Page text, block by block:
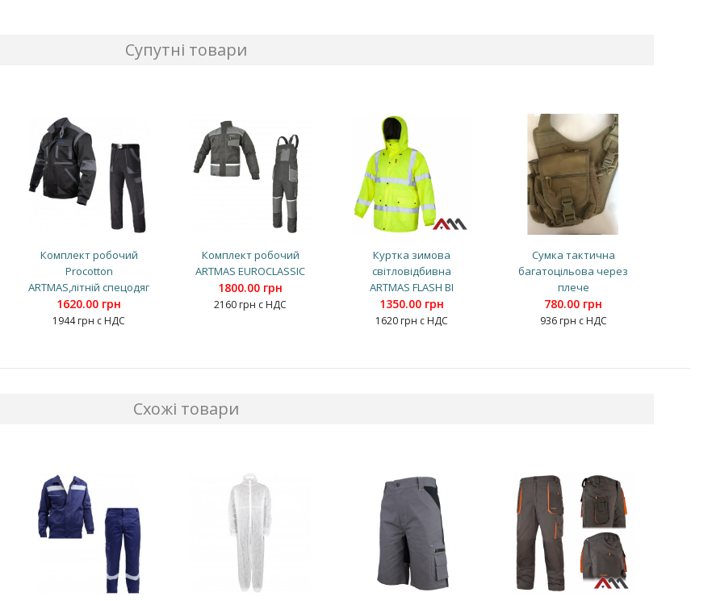
Супутні товари
Комплект робочий
Procotton
ARTMAS,літній спецодяг
1620.00 грн
1944 грн с НДС
Комплект робочий
ARTMAS EUROCLASSIC
1800.00 грн
2160 грн с НДС
Куртка зимова
світловідбивна
ARTMAS FLASH BI
1350.00 грн
1620 грн с НДС
Сумка тактична
багатоцільова через
плече
780.00 грн
936 грн с НДС
Схожі товари